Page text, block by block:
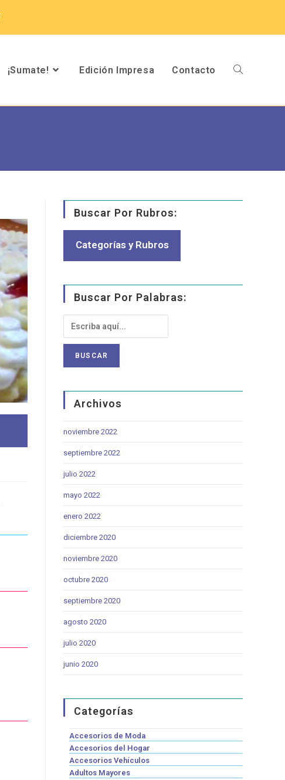
¡Sumate! Edición Impresa Contacto
Buscar Por Rubros:
Categorías y Rubros
Buscar Por Palabras:
Archivos
noviembre 2022
septiembre 2022
julio 2022
mayo 2022
enero 2022
diciembre 2020
noviembre 2020
octubre 2020
septiembre 2020
agosto 2020
julio 2020
junio 2020
Categorías
Accesorios de Moda
Accesorios del Hogar
Accesorios Vehículos
Adultos Mayores